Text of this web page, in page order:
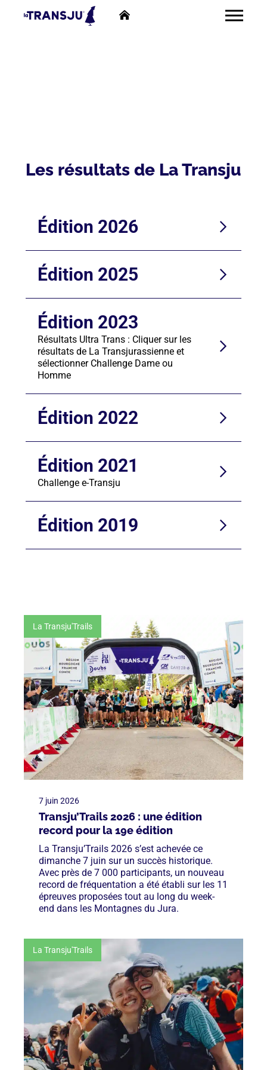
Les résultats de La Transju
Édition 2026
Édition 2025
Édition 2023
Résultats Ultra Trans : Cliquer sur les
résultats de La Transjurassienne et
sélectionner Challenge Dame ou
Homme
Édition 2022
Édition 2021
Challenge e-Transju
Édition 2019
La Transju'Trails
7 juin 2026
Transju’Trails 2026 : une édition
record pour la 19e édition
La Transju’Trails 2026 s’est achevée ce
dimanche 7 juin sur un succès historique.
Avec près de 7 000 participants, un nouveau
record de fréquentation a été établi sur les 11
épreuves proposées tout au long du week-
end dans les Montagnes du Jura.
La Transju'Trails